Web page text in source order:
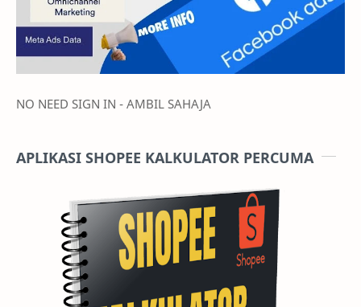
NO NEED SIGN IN - AMBIL SAHAJA
APLIKASI SHOPEE KALKULATOR PERCUMA